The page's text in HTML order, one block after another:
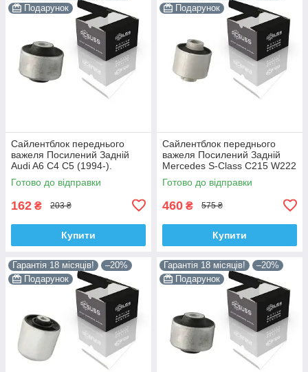
Подарунок
Сайлентблок переднього
важеля Посилений Задній
Audi A6 C4 C5 (1994-).
Верхній. Корея ACSUSS!
35379 , JBU138 , TD1062W
Готово до відправки
162 ₴ 203 ₴
Купити
Подарунок
Сайлентблок переднього
важеля Посилений Задній
Mercedes S-Class C215 W222
W220 V220 (1998-). Корея
ACSUSS! 28744 , TD4208W ,
Готово до відправки
460 ₴ 575 ₴
Купити
Гарантія 18 місяців!
–20%
Подарунок
Гарантія 18 місяців!
–20%
Подарунок